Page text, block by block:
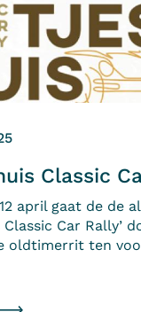
Classic
april gaat de de
Car Rally’
oldtimerrit ten